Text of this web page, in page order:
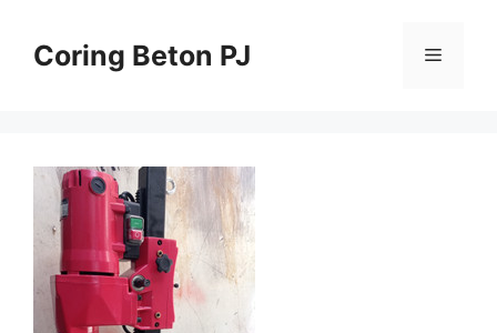
contentCoring Beton PJ Menu